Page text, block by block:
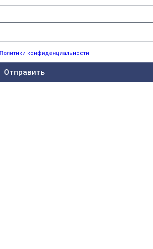
Политики конфиденциальности
Отправить